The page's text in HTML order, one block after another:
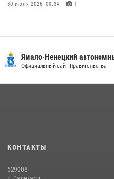
30 июля 2026, 09:34 1
18 июля 2026, 09:36 3
«Росгвардия. Вехи истории»: войска
стратегических объектов
23 июля 2026, 03:41
Ямало-Ненецкий
Официальный сайт Правительства
КОНТАКТЫ
629008